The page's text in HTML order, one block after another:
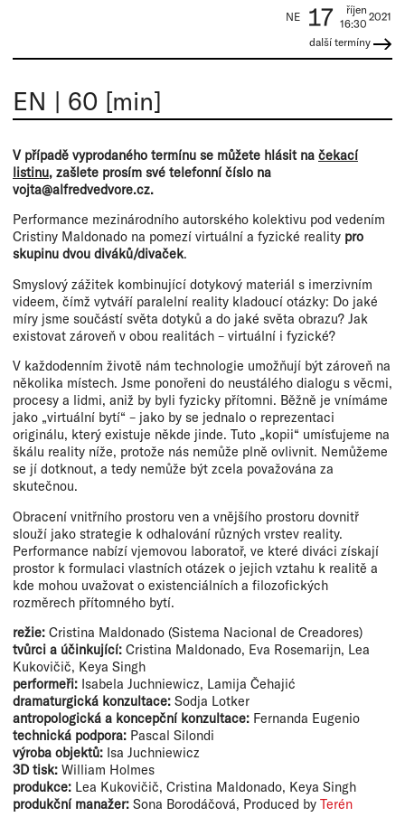
NE 17
říjen
16:30
2021
další termíny
EN | 60 [min]
V případě vyprodaného termínu se můžete hlásit na čekací
listinu, zašlete prosím své telefonní číslo na
vojta@alfredvedvore.cz.
Performance mezinárodního autorského kolektivu pod vedením
Cristiny Maldonado na pomezí virtuální a fyzické reality pro
skupinu dvou diváků/divaček.
Smyslový zážitek kombinující dotykový materiál s imerzivním
videem, čímž vytváří paralelní reality kladoucí otázky: Do jaké
míry jsme součástí světa dotyků a do jaké světa obrazu? Jak
existovat zároveň v obou realitách – virtuální i fyzické?
V každodenním životě nám technologie umožňují být zároveň na
několika místech. Jsme ponořeni do neustálého dialogu s věcmi,
procesy a lidmi, aniž by byli fyzicky přítomni. Běžně je vnímáme
jako „virtuální bytí“ – jako by se jednalo o reprezentaci
originálu, který existuje někde jinde. Tuto „kopii“ umísťujeme na
škálu reality níže, protože nás nemůže plně ovlivnit. Nemůžeme
se jí dotknout, a tedy nemůže být zcela považována za
skutečnou.
Obracení vnitřního prostoru ven a vnějšího prostoru dovnitř
slouží jako strategie k odhalování různých vrstev reality.
Performance nabízí vjemovou laboratoř, ve které diváci získají
prostor k formulaci vlastních otázek o jejich vztahu k realitě a
kde mohou uvažovat o existenciálních a filozofických
rozměrech přítomného bytí.
režie: Cristina Maldonado (Sistema Nacional de Creadores)
tvůrci a účinkující: Cristina Maldonado, Eva Rosemarijn, Lea
Kukovičič, Keya Singh
performeři: Isabela Juchniewicz, Lamija Čehajić
dramaturgická konzultace: Sodja Lotker
antropologická a koncepční konzultace: Fernanda Eugenio
technická podpora: Pascal Silondi
výroba objektů: Isa Juchniewicz
3D tisk: William Holmes
produkce: Lea Kukovičič, Cristina Maldonado, Keya Singh
produkční manažer: Sona Borodáčová, Produced by Terén